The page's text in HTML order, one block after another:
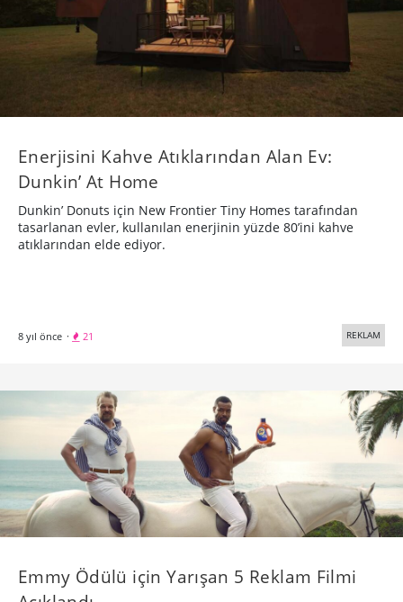
Enerjisini Kahve Atıklarından Alan Ev:
Dunkin’ At Home
Dunkin’ Donuts için New Frontier Tiny Homes tarafından
tasarlanan evler, kullanılan enerjinin yüzde 80’ini kahve
atıklarından elde ediyor.
8 yıl önce · 21 REKLAM
Emmy Ödülü için Yarışan 5 Reklam Filmi